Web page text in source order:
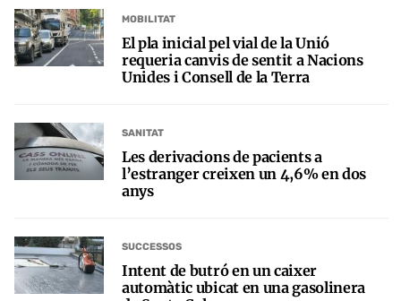
MOBILITAT
El pla inicial pel vial de la Unió
requeria canvis de sentit a Nacions
Unides i Consell de la Terra
SANITAT
Les derivacions de pacients a
l’estranger creixen un 4,6% en dos
anys
SUCCESSOS
Intent de butró en un caixer
automàtic ubicat en una gasolinera